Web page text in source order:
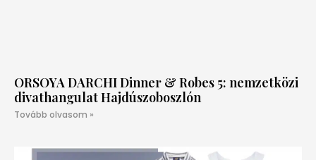
ORSOYA DARCHI Dinner & Robes 5: nemzetközi
divathangulat Hajdúszoboszlón
Tovább olvasom »